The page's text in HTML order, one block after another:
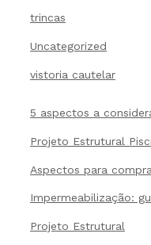
trincas
Uncategorized
vistoria cautelar
5 aspectos a
Projeto Estrutural
Aspectos para
Impermeabilização:
Projeto Estrutural